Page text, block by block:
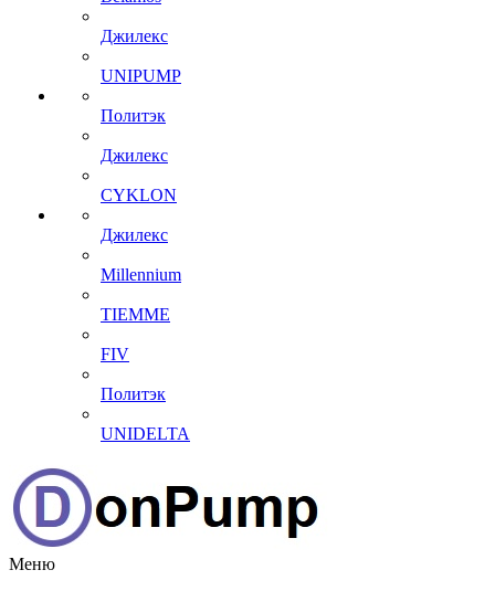
Джилекс
UNIPUMP
Политэк
Джилекс
CYKLON
Джилекс
Millennium
TIEMME
FIV
Политэк
UNIDELTA
Меню